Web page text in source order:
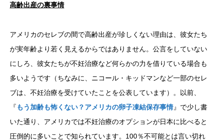
高齢出産の裏事情
アメリカのセレブの間で高齢出産が珍しくない理由は、彼女たち
が実年齢より若く見えるからではありません。公言をしていない
にしろ、彼女たちが不妊治療など何らかの力を借りている場合も
多いようです（ちなみに、ニコール・キッドマンなど一部のセレ
ブは、不妊治療を受けていたことを公表しています）。以前、
『もう加齢も怖くない？アメリカの卵子凍結保存事情』で少し書
いた通り、アメリカでは不妊治療のオプションが日本に比べると
圧倒的に多いことで知られています。100％不可能とは言い切れ